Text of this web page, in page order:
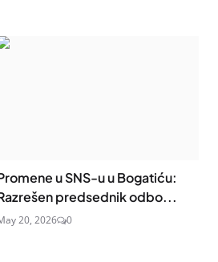
u SNS-u u Bogatiću:
predsednik odbo...
20, 2026 0